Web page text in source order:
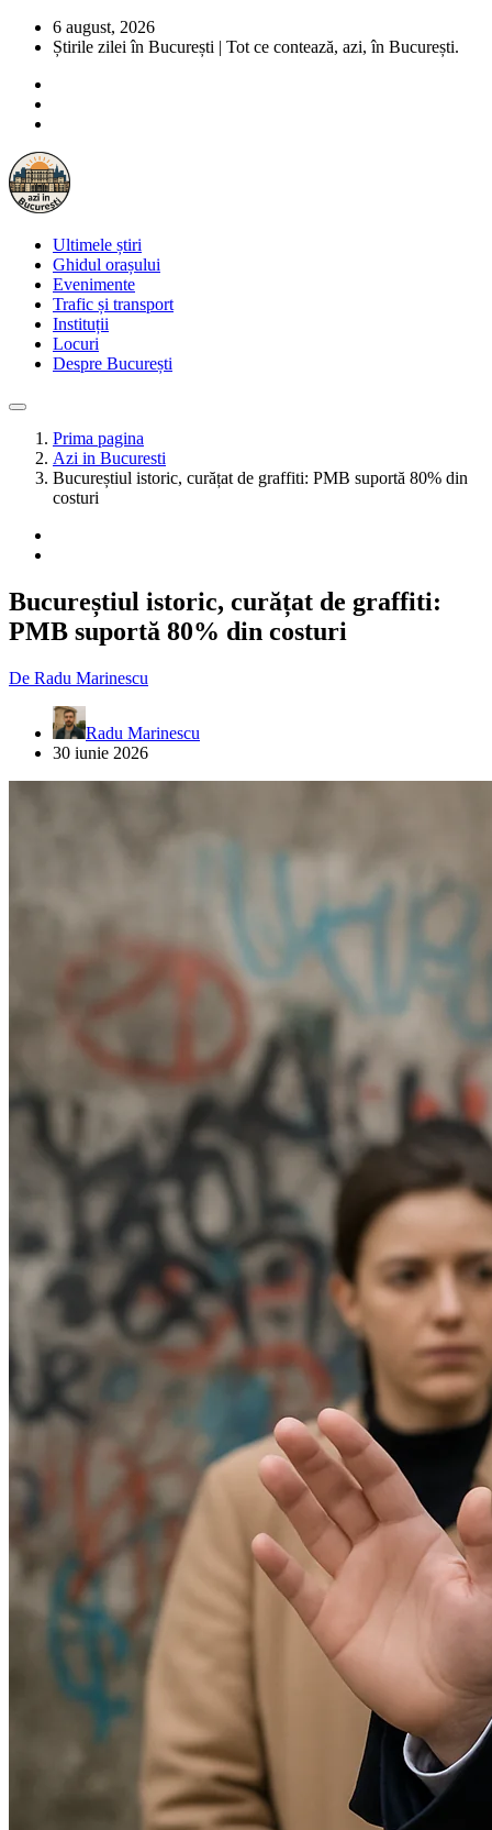
6 august, 2026
Știrile zilei în București | Tot ce contează, azi, în București.
Ultimele știri
Ghidul orașului
Evenimente
Trafic și transport
Instituții
Locuri
Despre București
Prima pagina
Azi in Bucuresti
Bucureștiul istoric, curățat de graffiti: PMB suportă 80% din
costuri
Bucureștiul istoric, curățat de graffiti:
PMB suportă 80% din costuri
De Radu Marinescu
Radu Marinescu
30 iunie 2026